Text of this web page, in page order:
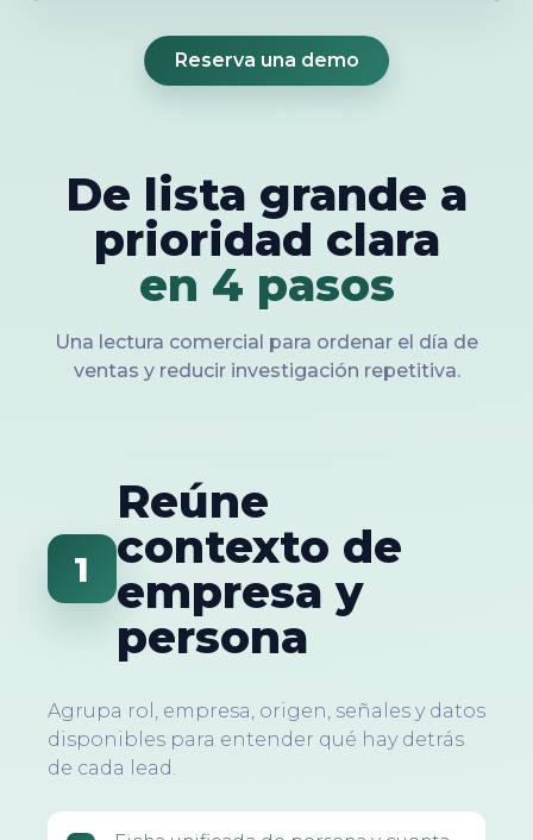
Reserva una demo
De lista grande a
prioridad clara
en 4 pasos
Una lectura comercial para ordenar el día de
ventas y reducir investigación repetitiva.
1
Reúne
contexto de
empresa y
persona
Agrupa rol, empresa, origen, señales y datos
disponibles para entender qué hay detrás
de cada lead.